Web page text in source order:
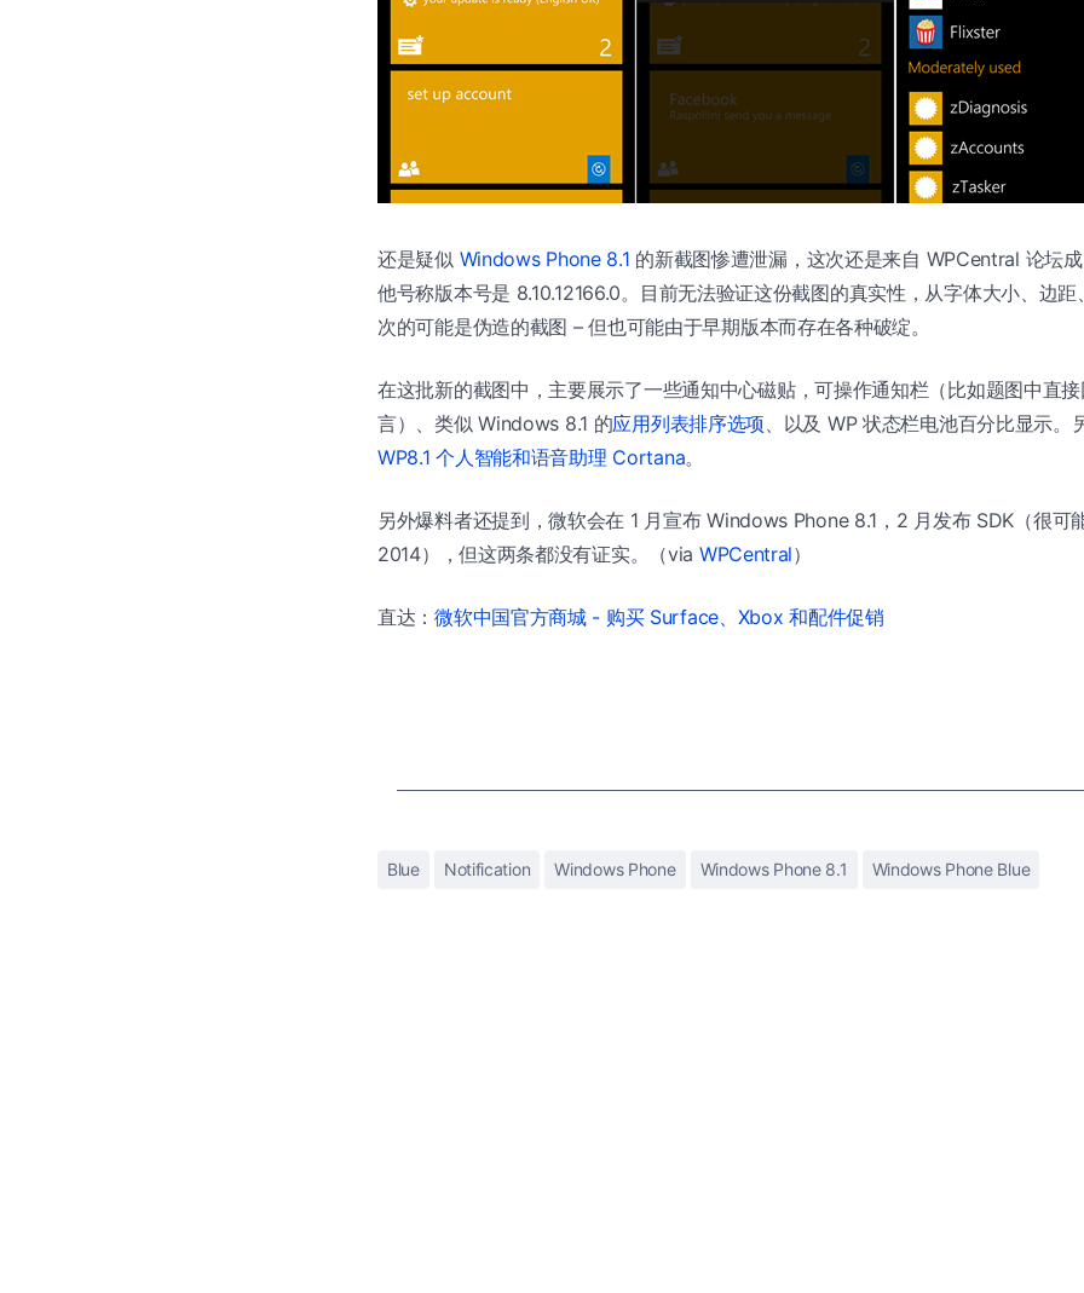
还是疑似 Windows Phone 8.1 的新截图惨遭泄漏，这次还是来自 WPCentral 论坛
他号称版本号是 8.10.12166.0。目前无法验证这份截图的真实性，从字体大小、边
次的可能是伪造的截图 – 但也可能由于早期版本而存在各种破绽。
在这批新的截图中，主要展示了一些通知中心磁贴，可操作通知栏（比如题图中直
言）、类似 Windows 8.1 的应用列表排序选项 、以及 WP 状态栏电池百分比显示。
WP8.1 个人智能和语音助理 Cortana。
另外爆料者还提到，微软会在 1 月宣布 Windows Phone 8.1，2 月发布 SDK（很可
2014），但这两条都没有证实。（via WPCentral）
直达：微软中国官方商城 - 购买 Surface、Xbox 和配件促销
Blue Notification Windows Phone Windows Phone 8.1 Windows Phone Blue